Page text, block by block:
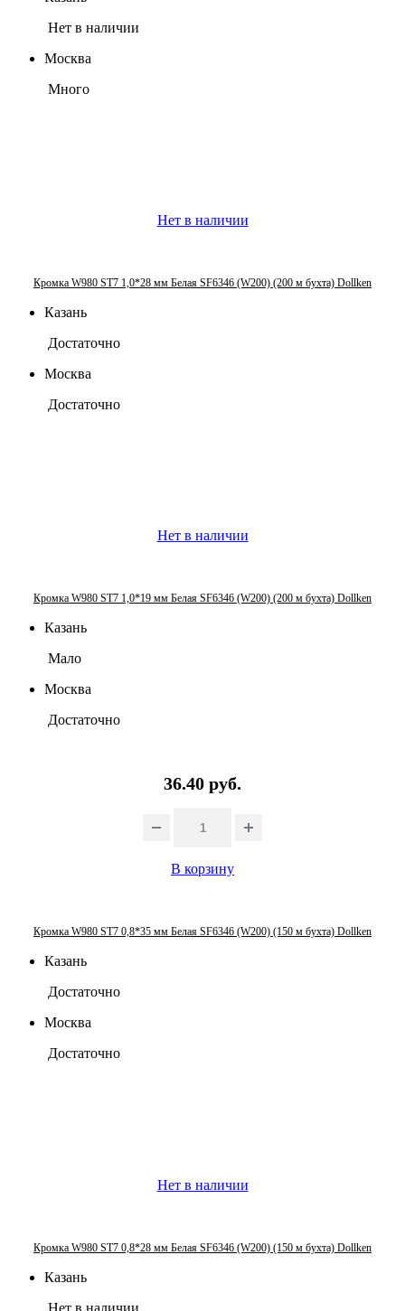
Нет в наличии
Москва
Много
Нет в наличии
Кромка W980 ST7 1,0*28 мм Белая SF6346 (W200) (200 м бухта) Dollken
Казань
Достаточно
Москва
Достаточно
Нет в наличии
Кромка W980 ST7 1,0*19 мм Белая SF6346 (W200) (200 м бухта) Dollken
Казань
Мало
Москва
Достаточно
36.40 руб.
В корзину
Кромка W980 ST7 0,8*35 мм Белая SF6346 (W200) (150 м бухта) Dollken
Казань
Достаточно
Москва
Достаточно
Нет в наличии
Кромка W980 ST7 0,8*28 мм Белая SF6346 (W200) (150 м бухта) Dollken
Казань
Нет в наличии